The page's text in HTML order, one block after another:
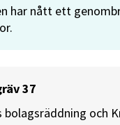
har nått ett
37
bolagsräddning och